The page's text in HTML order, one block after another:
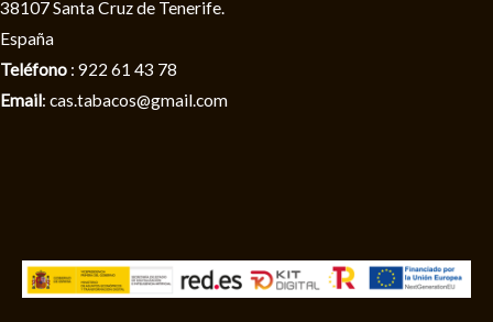
38107 Santa Cruz de Tenerife.
España
Teléfono : 922 61 43 78
Email: cas.tabacos@gmail.com